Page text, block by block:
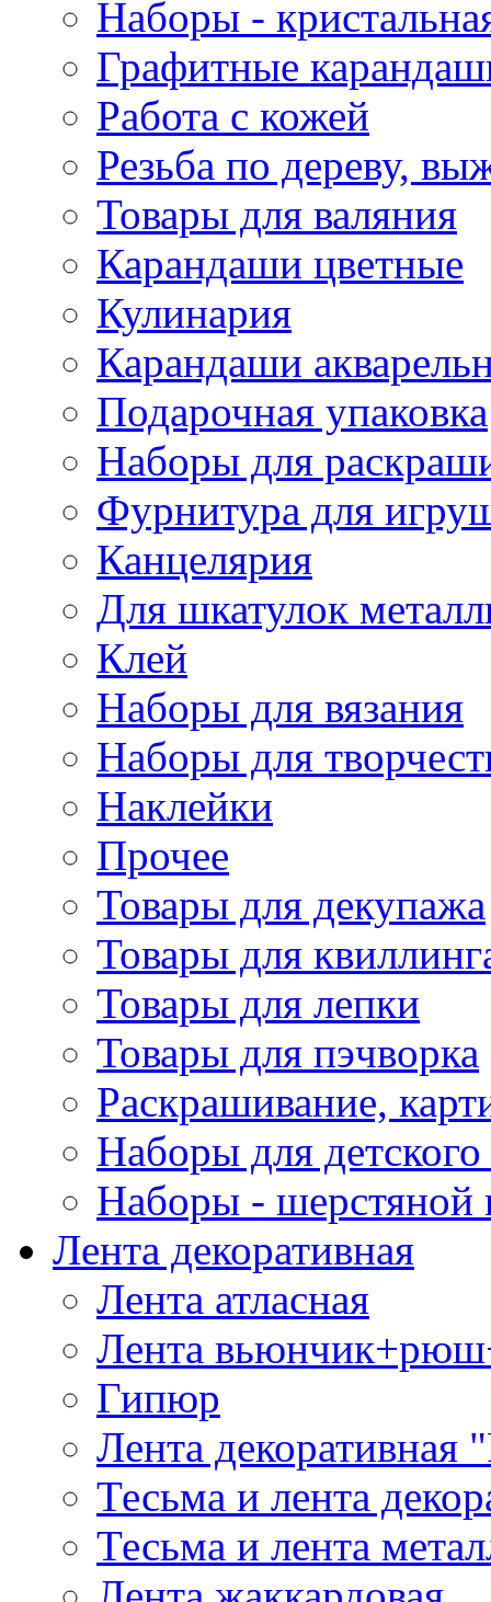
Наборы -
Графитные
Работа с кожей
Резьба по дереву,
Товары для валяния
Карандаши цветные
Кулинария
Карандаши
Подарочная упаковка
Наборы для
Фурнитура для
Канцелярия
Для шкатулок
Клей
Наборы для вязания
Наборы для
Наклейки
Прочее
Товары для декупажа
Товары для
Товары для лепки
Товары для пэчворка
Раскрашивание,
Наборы для
Наборы - шерстяной
Лента декоративная
Лента атласная
Лента
Гипюр
Лента декоративная
Тесьма и лента
Тесьма и лента